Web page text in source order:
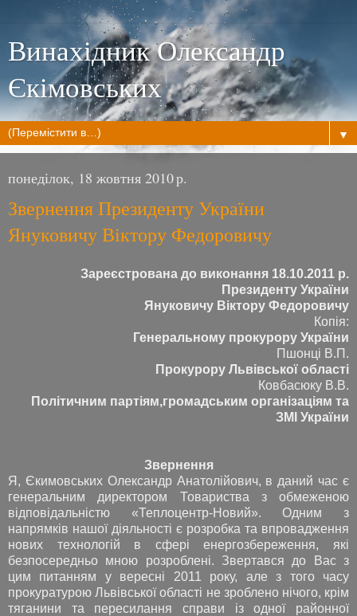
Винахідник Олександр
Єкімовських
▼
понеділок, 18 жовтня 2010 р.
Звернення Президенту України
Януковичу Віктору Федоровичу
Зареєстрована до виконання 18.10.2011 р.
Президенту України
Януковичу Віктору Федоровичу
Копія:
Генеральному прокурору України
Пшонці В.П.
Прокурору Львівської області
Ковбасюку В.В.
Політичним партіям,громадським організаціям та
ЗМІ України
Звернення
Я, Єкимовських Олександр Анатолійович, в даний час є
генеральним директором Товариства з обмеженою
відповідальністю «Теплоцентр-Новий». Одним з
напрямків нашої діяльності є розробка та впровадження
нових технологій в сфері енергозбереження, які
безпосередньо мною розроблені. Звертався до Вас з
цим питанням у вересні 2011 року, але з того часу
прокуратурою Львівської області не зроблено нічого, крім
тяганини та пересилання справи із одної районної